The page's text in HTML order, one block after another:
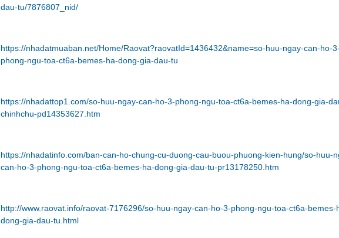
dau-tu/7876807_nid/
https://nhadatmuaban.net/Home/Raovat?raovatId=1436432&name=so-huu-ngay-can-ho-3-
phong-ngu-toa-ct6a-bemes-ha-dong-gia-dau-tu
https://nhadattop1.com/so-huu-ngay-can-ho-3-phong-ngu-toa-ct6a-bemes-ha-dong-gia-
chinhchu-pd14353627.htm
https://nhadatinfo.com/ban-can-ho-chung-cu-duong-cau-buou-phuong-kien-hung/so-huu-
can-ho-3-phong-ngu-toa-ct6a-bemes-ha-dong-gia-dau-tu-pr13178250.htm
http://www.raovat.info/raovat-7176296/so-huu-ngay-can-ho-3-phong-ngu-toa-ct6a-bemes-
dong-gia-dau-tu.html